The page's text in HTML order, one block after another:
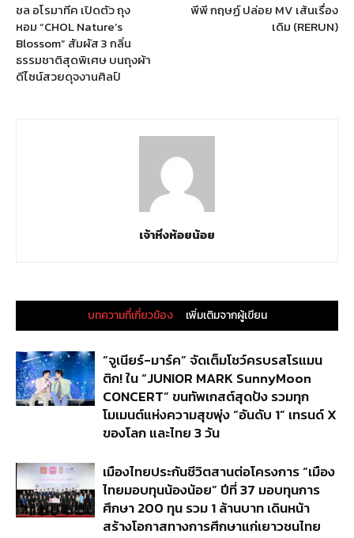
ชล อโรมาทีค เปิดตัว ถุง
หอม “CHOL Nature’s
Blossom” สัมผัส 3 กลิ่น
ธรรมชาติสุดพิเศษ บนถุงผ้า
ดีไซน์สวยดุจงานศิลป์
พีพี กฤษฏ์ ปล่อย MV เส้นเรื่อง
เดิม (RERUN)
เจ้าหิ่งห้อยน้อย
บทความที่เกี่ยวข้อง เพิ่มเติมจากผู้เขียน
“จูเนียร์-มาร์ค” จัดเต็มโชว์ครบรสโรแมน
ติก! ใน “JUNIOR MARK SunnyMoon
CONCERT” ขนทัพเกสต์สุดปัง รวมทุก
โมเมนต์แห่งความสุขพุ่ง “อันดับ 1” เทรนด์ X
ของโลก และไทย 3 วัน
เมืองไทยประกันชีวิตสานต่อโครงการ “เมือง
ไทยมอบทุนน้องน้อย” ปีที่ 37 มอบทุนการ
ศึกษา 200 ทุน รวม 1 ล้านบาท เดินหน้า
สร้างโอกาสทางการศึกษาแก่เยาวชนไทย